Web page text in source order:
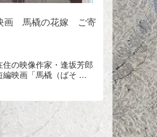
映画 馬橇の花嫁 ご寄
の映像作家・逢坂芳郎
編映画「馬橇（ばそ …
【お知
2026年7月3日
今年も幕
札内夏ま
More